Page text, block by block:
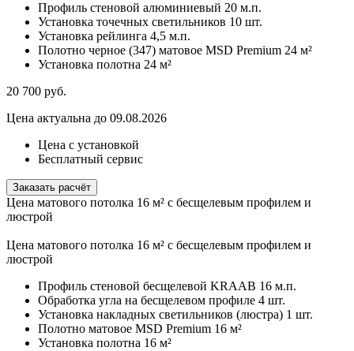
Профиль стеновой алюминиевый 20 м.п.
Установка точечных светильников 10 шт.
Установка рейлинга 4,5 м.п.
Полотно черное (347) матовое MSD Premium 24 м²
Установка полотна 24 м²
20 700 руб.
Цена актуальна до 09.08.2026
Цена с установкой
Бесплатный сервис
Заказать расчёт
Цена матового потолка 16 м² с бесщелевым профилем и
люстрой
Цена матового потолка 16 м² с бесщелевым профилем и
люстрой
Профиль стеновой бесщелевой KRAAB 16 м.п.
Обработка угла на бесщелевом профиле 4 шт.
Установка накладных светильников (люстра) 1 шт.
Полотно матовое MSD Premium 16 м²
Установка полотна 16 м²